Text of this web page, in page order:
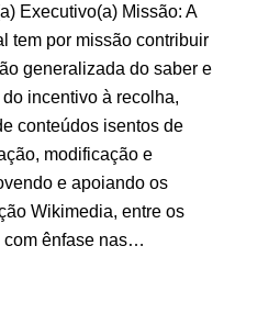
Executivo(a) Missão: A
tem por missão contribuir
generalizada do saber e
incentivo à recolha,
conteúdos isentos de
modificação e
e apoiando os
Wikimedia, entre os
com ênfase nas…